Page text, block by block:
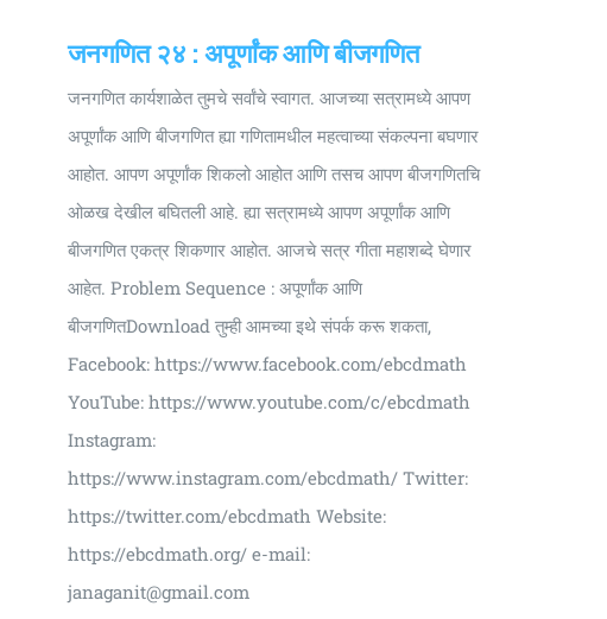
जनगणित २४ : अपूर्णांक आणि बीजगणित
जनगणित कार्यशाळेत तुमचे सर्वांचे स्वागत. आजच्या सत्रामध्ये आपण
अपूर्णांक आणि बीजगणित ह्या गणितामधील महत्वाच्या संकल्पना बघणार
आहोत. आपण अपूर्णांक शिकलो आहोत आणि तसच आपण बीजगणितचि
ओळख देखील बघितली आहे. ह्या सत्रामध्ये आपण अपूर्णांक आणि
बीजगणित एकत्र शिकणार आहोत. आजचे सत्र गीता महाशब्दे घेणार
आहेत. Problem Sequence : अपूर्णांक आणि
बीजगणितDownload तुम्ही आमच्या इथे संपर्क करू शकता,
Facebook: https://www.facebook.com/ebcdmath
YouTube: https://www.youtube.com/c/ebcdmath
Instagram:
https://www.instagram.com/ebcdmath/ Twitter:
https://twitter.com/ebcdmath Website:
https://ebcdmath.org/ e-mail:
janaganit@gmail.com